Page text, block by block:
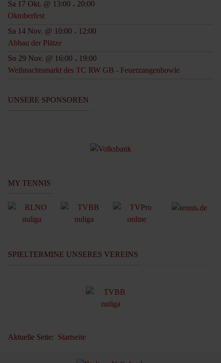
Sa 17 Okt. @ 13:00 - 20:00
Oktoberfest
Sa 14 Nov. @ 10:00 - 12:00
Abbau der Plätze
So 29 Nov. @ 16:00 - 19:00
Weihnachtsmarkt des TC RW GB - Feuerzangenbowle
UNSERE SPONSOREN
MY TENNIS
SPIELTERMINE UNSERES VEREINS
Aktuelle Seite: Startseite